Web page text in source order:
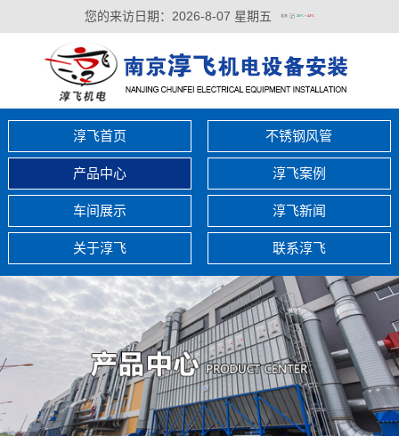
2026-8-07 星期五
您的来访日期：
淳飞首页 不锈钢风管
产品中心 淳飞案例
车间展示 淳飞新闻
关于淳飞 联系淳飞